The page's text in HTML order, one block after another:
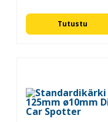
Tutustu